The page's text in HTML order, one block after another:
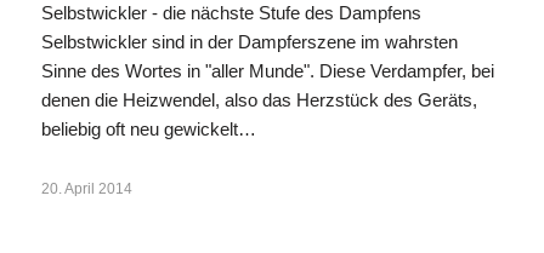
Selbstwickler - die nächste Stufe des Dampfens
Selbstwickler sind in der Dampferszene im wahrsten
Sinne des Wortes in "aller Munde". Diese Verdampfer, bei
denen die Heizwendel, also das Herzstück des Geräts,
beliebig oft neu gewickelt…
20. April 2014